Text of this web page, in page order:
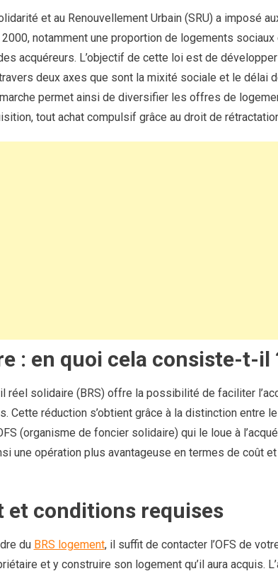
et au Renouvellement Urbain (SRU) a imposé
notamment une proportion de logements sociaux
acquéreurs. L’objectif de cette loi est de
deux axes que sont la mixité sociale et le délai
permet ainsi de diversifier les offres de
tout achat compulsif grâce au droit de
: en quoi cela consiste-t-il
réel solidaire (BRS) offre la possibilité de faciliter
Cette réduction s’obtient grâce à la distinction entre
(organisme de foncier solidaire) qui le loue à
une opération plus avantageuse en termes de coût et
et conditions requises
du BRS logement, il suffit de contacter l’OFS de
et y construire son logement qu’il aura acquis.